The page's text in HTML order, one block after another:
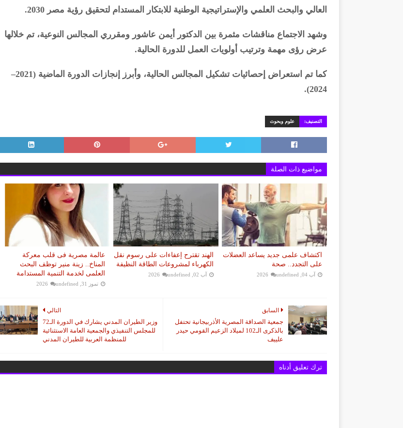
العالي والبحث العلمي والإستراتيجية الوطنية للابتكار المستدام لتحقيق رؤية مصر 2030.
وشهد الاجتماع مناقشات مثمرة بين الدكتور أيمن عاشور ومقرري المجالس النوعية، تم خلالها
عرض رؤى مهمة وترتيب أولويات العمل للدورة الحالية.
كما تم استعراض إحصائيات تشكيل المجالس الحالية، وأبرز إنجازات الدورة الماضية (2021–
2024).
التصنيف: علوم وبحوث
مواضيع ذات الصلة
اكتشاف علمى جديد يساعد العضلات
على التجدد.. صحة
آب 04, 2026 undefined
الهند تقترح إعفاءات على رسوم نقل
الكهرباء لمشروعات الطاقة النظيفة
آب 02, 2026 undefined
عالمة مصرية فى قلب معركة
المناخ.. زينة منير توظف البحث
العلمى لخدمة التنمية المستدامة
تموز 31, 2026 undefined
التالي
وزير الطيران المدني يشارك في الدورة الـ72
للمجلس التنفيذي والجمعية العامة الاستثنائية
للمنظمة العربية للطيران المدني
السابق
جمعية الصداقة المصرية الأذربيجانية تحتفل
بالذكرى الـ102 لميلاد الزعيم القومي حيدر
علييف
ترك تعليق أدناه